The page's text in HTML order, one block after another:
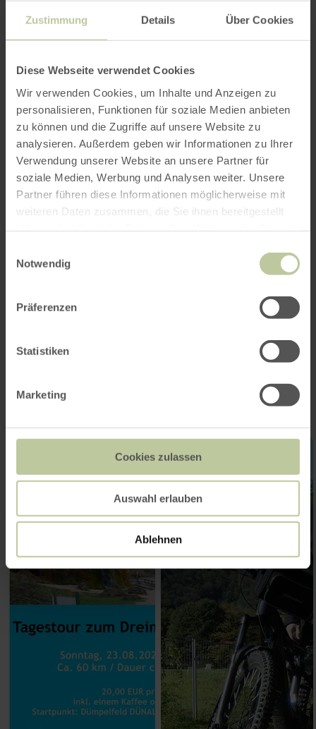
Zustimmung Details Über Cookies
Diese Webseite verwendet Cookies
Wir verwenden Cookies, um Inhalte und Anzeigen zu
personalisieren, Funktionen für soziale Medien anbieten
zu können und die Zugriffe auf unsere Website zu
analysieren. Außerdem geben wir Informationen zu Ihrer
Verwendung unserer Website an unsere Partner für
soziale Medien, Werbung und Analysen weiter. Unsere
Partner führen diese Informationen möglicherweise mit
weiteren Daten zusammen, die Sie ihnen bereitgestellt
Notwendig
Präferenzen
Statistiken
Marketing
Cookies zulassen
Auswahl erlauben
Ablehnen
nach Dümpelfeld zurück. Im Preis von 20,00
Euro pro Person ist ein Kaffee oder
ein Softgetränk enthalten.
Eine Anmeldung ist erforderlich.
23.08.2026
Start: 10.00 Uhr in Dümpelfeld, DÜNALÜ
Dorfgemeinschaftshaus
Anmeldung:Christian Schöfferle
Tel./WhatsApp: 0151 54902015 Mail:
info@radtouren-eifel.de
vereinbart werden.
>>weitere Termine zu geführten Radtouren